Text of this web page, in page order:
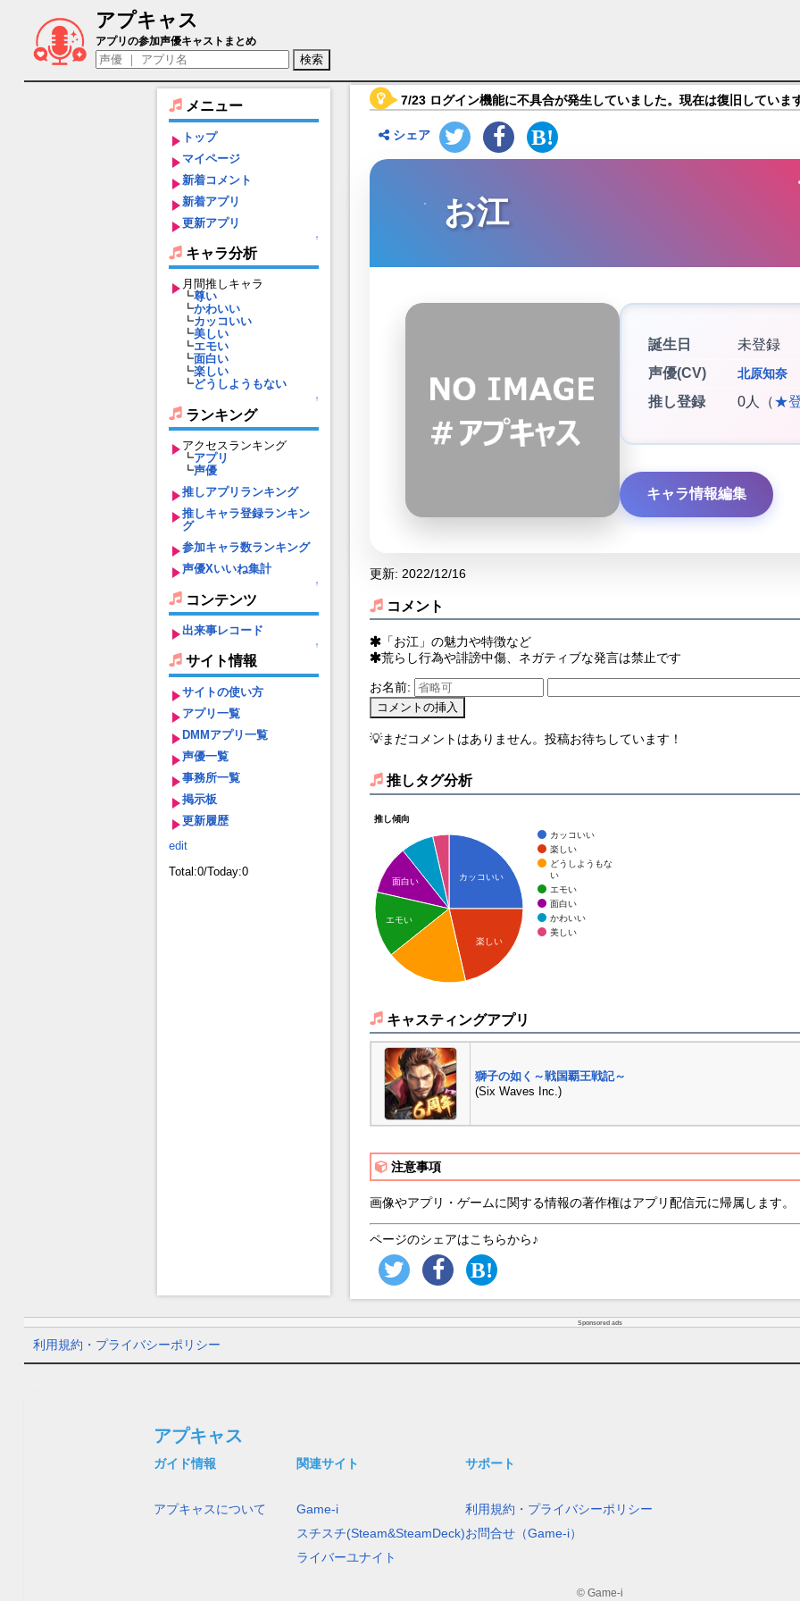
アプキャス
お江（声優：北原知奈)【獅子の如く～戦国覇王戦記～】キャラ紹介
アプリの参加声優キャストまとめ
メニュー
トップ
マイページ
新着コメント
新着アプリ
更新アプリ
↑
キャラ分析
月間推しキャラ
┗尊い
┗かわいい
┗カッコいい
┗美しい
┗エモい
┗面白い
┗楽しい
┗どうしようもない
↑
ランキング
アクセスランキング
┗アプリ
┗声優
推しアプリランキング
推しキャラ登録ランキン
グ
参加キャラ数ランキング
声優Xいいね集計
↑
コンテンツ
出来事レコード
↑
サイト情報
サイトの使い方
アプリ一覧
DMMアプリ一覧
声優一覧
事務所一覧
掲示板
更新履歴
edit
Total:0/Today:0
7/23 ログイン機能に不具合が発生していました。現在は復旧していま
シェア
お江
誕生日
未登録
声優(CV)
北原知奈
推し登録 0人（★
キャラ情報編集
更新: 2022/12/16
コメント
「お江」の魅力や特徴など
荒らし行為や誹謗中傷、ネガティブな発言は禁止です
お名前:
💡まだコメントはありません。投稿お待ちしています！
推しタグ分析
推し傾向
カッコいい
楽しい
どうしようもな
い
エモい
面白い
かわいい
美しい
カッコいい
楽しい
面白い
エモい
キャスティングアプリ
獅子の如く～戦国覇王戦記～
(Six Waves Inc.)
注意事項
画像やアプリ・ゲームに関する情報の著作権はアプリ配信元に帰属します。
ページのシェアはこちらから♪
Sponsored ads
利用規約・プライバシーポリシー
アプキャス
ガイド情報
アプキャスについて
関連サイト
Game-i
スチスチ(Steam&SteamDeck)
ライバーユナイト
サポート
利用規約・プライバシーポリシー
お問合せ（Game-i）
© Game-i